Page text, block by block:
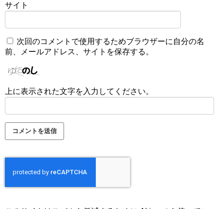
サイト
次回のコメントで使用するためブラウザーに自分の名
前、メールアドレス、サイトを保存する。
上に表示された文字を入力してください。